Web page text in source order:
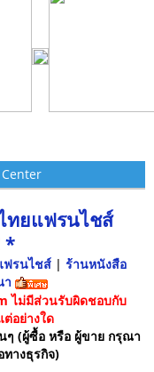
ทยแฟรนไชส์
*
ฟรนไชส์ | ร้านหนังสือ
า
ไม่มีส่วนรับผิดชอบกับ
อย่างใด
ๆ (ผู้ซื้อ หรือ ผู้ขาย กรุณา
างธุรกิจ)